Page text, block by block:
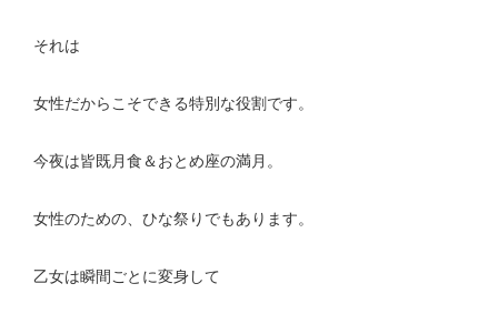
それは
女性だからこそできる特別な役割です。
今夜は皆既月食＆おとめ座の満月。
女性のための、ひな祭りでもあります。
乙女は瞬間ごとに変身して